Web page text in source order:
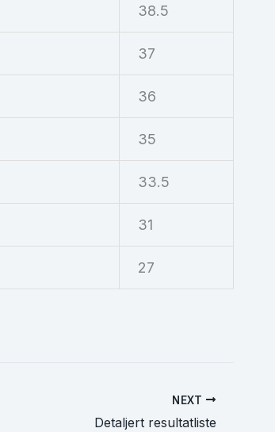
38.5
37
36
35
33.5
31
27
NEXT
Detaljert resultatliste